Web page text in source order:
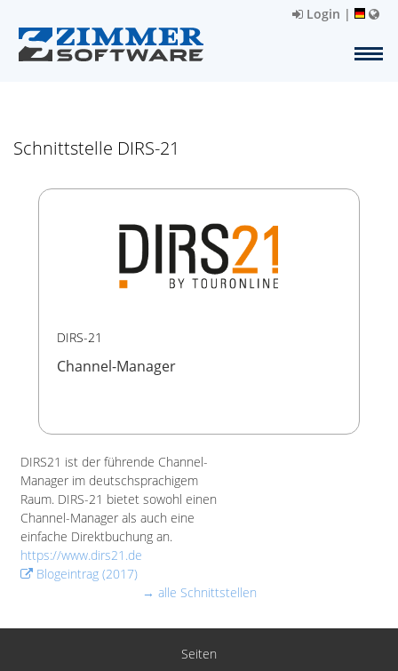
Login |
Schnittstelle DIRS-21
DIRS-21
Channel-Manager
DIRS21 ist der führende Channel-
Manager im deutschsprachigem
Raum. DIRS-21 bietet sowohl einen
Channel-Manager als auch eine
einfache Direktbuchung an.
https://www.dirs21.de
Blogeintrag (2017)
→ alle Schnittstellen
Seiten